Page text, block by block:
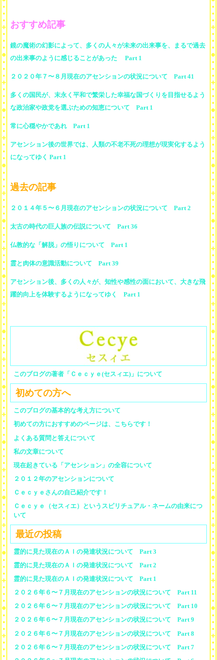
おすすめ記事
鏡の魔術の幻影によって、多くの人々が未来の出来事を、まるで過去
の出来事のように感じることがあった Part 1
２０２０年７〜８月現在のアセンションの状況について Part 41
多くの国民が、末永く平和で繁栄した幸福な国づくりを目指せるよう
な政治家や政党を選ぶための知恵について Part 1
常に心穏やかであれ Part 1
アセンション後の世界では、人類の不老不死の理想が現実化するよう
になってゆく Part 1
過去の記事
２０１４年５〜６月現在のアセンションの状況について Part 2
太古の時代の巨人族の伝説について Part 36
仏教的な「解脱」の悟りについて Part 1
霊と肉体の意識活動について Part 39
アセンション後、多くの人々が、知性や感性の面において、大きな飛
躍的向上を体験するようになってゆく Part 1
このブログの著者「Ｃｅｃｙｅ(セスィエ)」について
初めての方へ
このブログの基本的な考え方について
初めての方におすすめのページは、こちらです！
よくある質問と答えについて
私の文章について
現在起きている「アセンション」の全容について
２０１２年のアセンションについて
Ｃｅｃｙｅさんの自己紹介です！
Ｃｅｃｙｅ（セスィエ）というスピリチュアル・ネームの由来につ
いて
最近の投稿
霊的に見た現在のＡＩの発達状況について Part 3
霊的に見た現在のＡＩの発達状況について Part 2
霊的に見た現在のＡＩの発達状況について Part 1
２０２６年６〜７月現在のアセンションの状況について Part 11
２０２６年６〜７月現在のアセンションの状況について Part 10
２０２６年６〜７月現在のアセンションの状況について Part 9
２０２６年６〜７月現在のアセンションの状況について Part 8
２０２６年６〜７月現在のアセンションの状況について Part 7